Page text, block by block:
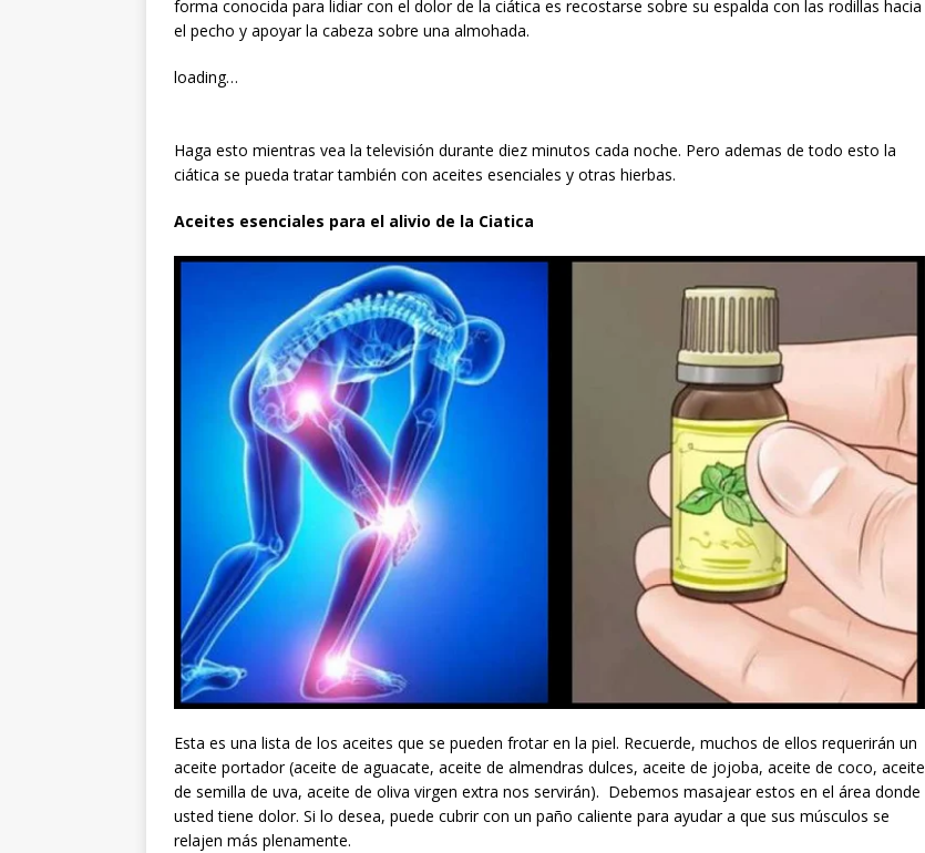
forma conocida para lidiar con el dolor de la ciática es recostarse sobre su espalda con las rodillas hacia
el pecho y apoyar la cabeza sobre una almohada.
loading…
Haga esto mientras vea la televisión durante diez minutos cada noche. Pero ademas de todo esto la
ciática se pueda tratar también con aceites esenciales y otras hierbas.
Aceites esenciales para el alivio de la Ciatica
Esta es una lista de los aceites que se pueden frotar en la piel. Recuerde, muchos de ellos requerirán un
aceite portador (aceite de aguacate, aceite de almendras dulces, aceite de jojoba, aceite de coco, aceite
de semilla de uva, aceite de oliva virgen extra nos servirán). Debemos masajear estos en el área donde
usted tiene dolor. Si lo desea, puede cubrir con un paño caliente para ayudar a que sus músculos se
relajen más plenamente.